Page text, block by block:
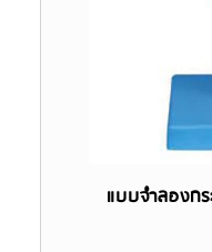
แบบจำลองก